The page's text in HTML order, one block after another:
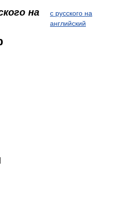
на
с русского на
английский